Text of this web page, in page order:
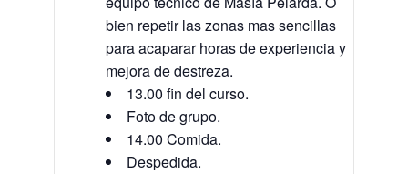
bien repetir las zonas mas sencillas
para acaparar horas de experiencia y
mejora de destreza.
13.00 fin del curso.
Foto de grupo.
14.00 Comida.
Despedida.